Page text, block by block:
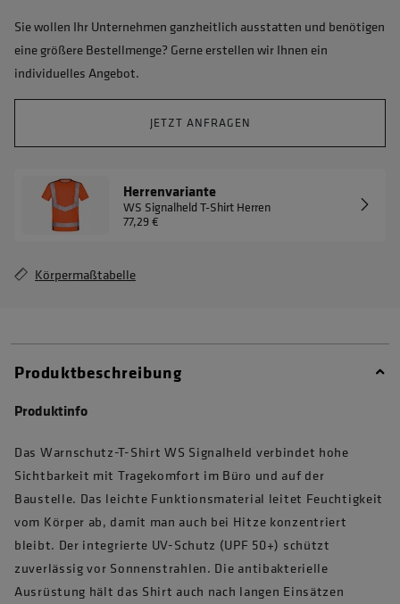
Sie wollen Ihr Unternehmen ganzheitlich ausstatten und benötigen
eine größere Bestellmenge? Gerne erstellen wir Ihnen ein
individuelles Angebot.
JETZT ANFRAGEN
Herrenvariante
WS Signalheld T-Shirt Herren
77,29 €
Körpermaßtabelle
Produktbeschreibung
Produktinfo
Das Warnschutz-T-Shirt WS Signalheld verbindet hohe
Sichtbarkeit mit Tragekomfort im Büro und auf der
Baustelle. Das leichte Funktionsmaterial leitet Feuchtigkeit
vom Körper ab, damit man auch bei Hitze konzentriert
bleibt. Der integrierte UV-Schutz (UPF 50+) schützt
zuverlässig vor Sonnenstrahlen. Die antibakterielle
Ausrüstung hält das Shirt auch nach langen Einsätzen